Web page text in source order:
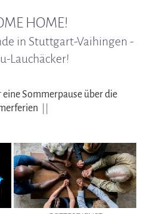
HOME!
in Stuttgart-Vaihingen -
Lauchäcker!
eine Sommerpause über die